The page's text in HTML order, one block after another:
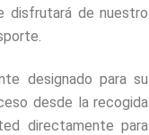
disfrutará de nuestro
designado para su
desde la recogida
directamente para